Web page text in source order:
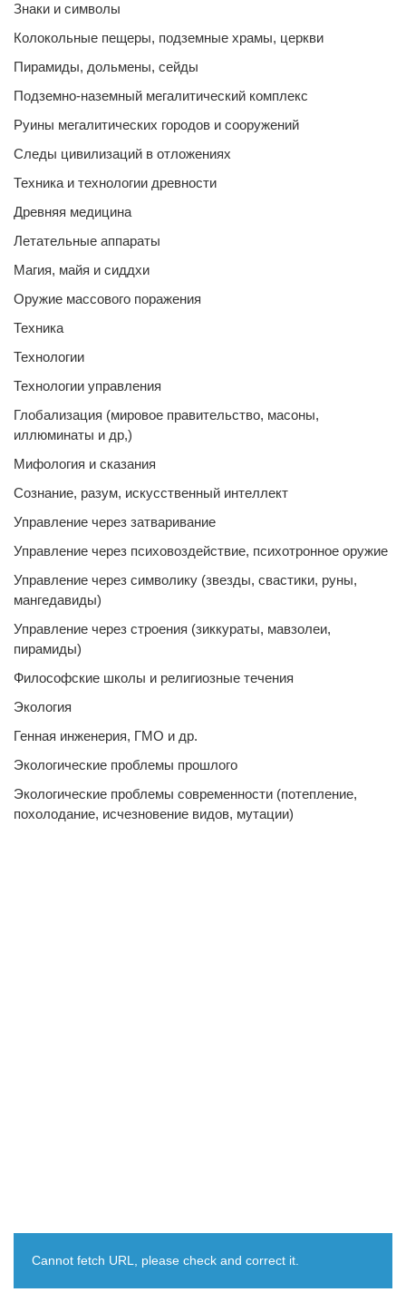
Знаки и символы
Колокольные пещеры, подземные храмы, церкви
Пирамиды, дольмены, сейды
Подземно-наземный мегалитический комплекс
Руины мегалитических городов и сооружений
Следы цивилизаций в отложениях
Техника и технологии древности
Древняя медицина
Летательные аппараты
Магия, майя и сиддхи
Оружие массового поражения
Техника
Технологии
Технологии управления
Глобализация (мировое правительство, масоны,
иллюминаты и др,)
Мифология и сказания
Сознание, разум, искусственный интеллект
Управление через затваривание
Управление через психовоздействие, психотронное оружие
Управление через символику (звезды, свастики, руны,
мангедавиды)
Управление через строения (зиккураты, мавзолеи,
пирамиды)
Философские школы и религиозные течения
Экология
Генная инженерия, ГМО и др.
Экологические проблемы прошлого
Экологические проблемы современности (потепление,
похолодание, исчезновение видов, мутации)
Cannot fetch URL, please check and correct it.